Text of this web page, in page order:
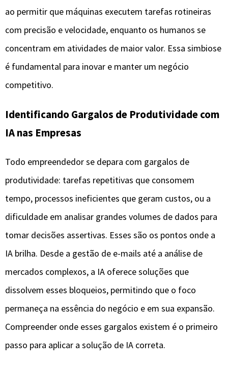
ao permitir que máquinas executem tarefas rotineiras
com precisão e velocidade, enquanto os humanos se
concentram em atividades de maior valor. Essa simbiose
é fundamental para inovar e manter um negócio
competitivo.
Identificando Gargalos de Produtividade com
IA nas Empresas
Todo empreendedor se depara com gargalos de
produtividade: tarefas repetitivas que consomem
tempo, processos ineficientes que geram custos, ou a
dificuldade em analisar grandes volumes de dados para
tomar decisões assertivas. Esses são os pontos onde a
IA brilha. Desde a gestão de e-mails até a análise de
mercados complexos, a IA oferece soluções que
dissolvem esses bloqueios, permitindo que o foco
permaneça na essência do negócio e em sua expansão.
Compreender onde esses gargalos existem é o primeiro
passo para aplicar a solução de IA correta.